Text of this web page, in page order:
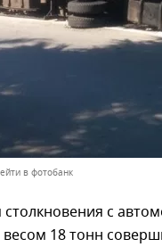
в фотобанк
с
18 тонн